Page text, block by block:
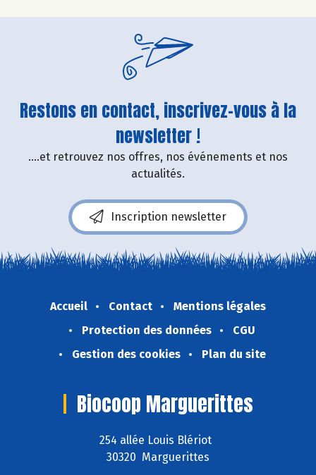
Restons en contact, inscrivez-vous à la
newsletter !
....et retrouvez nos offres, nos événements et nos
actualités.
Inscription newsletter
Accueil Contact
Mentions légales
Protection des données
CGU
Gestion des cookies
Plan du site
Biocoop Marguerittes
254 allée Louis Blériot
30320 Marguerittes